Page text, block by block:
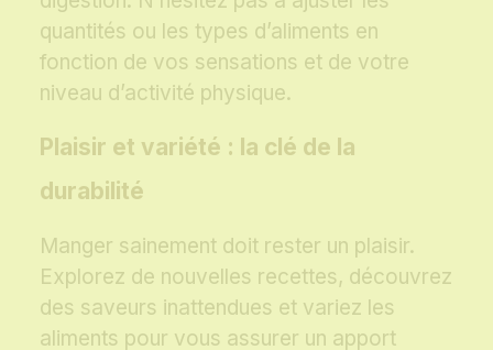
quantités ou les types d’aliments en
fonction de vos sensations et de votre
niveau d’activité physique.
Plaisir et variété : la clé de la
durabilité
Manger sainement doit rester un plaisir.
Explorez de nouvelles recettes, découvrez
des saveurs inattendues et variez les
aliments pour vous assurer un apport